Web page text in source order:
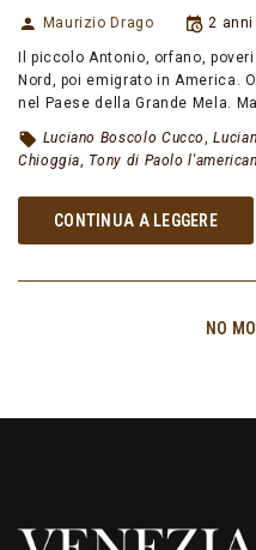
Maurizio Drago 2 anni
Il piccolo Antonio, orfano,
Nord, poi emigrato in America.
nel Paese della Grande Mela.
Luciano Boscolo Cucco,
Chioggia, Tony di Paolo
CONTINUA A LEGGERE
NO